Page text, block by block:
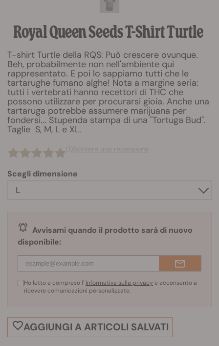
Royal Queen Seeds T-Shirt Turtle
T-shirt Turtle della RQS: Può crescere ovunque.
Beh, probabilmente non nell'ambiente qui
rappresentato. E poi lo sappiamo tutti che le
tartarughe fumano alghe! Nota a margine seria:
tutti i vertebrati hanno recettori di THC che
possono utilizzare per procurarsi gioia. Anche una
tartaruga potrebbe assumere marijuana per
fondersi... Stupenda stampa di una "Tortuga Bud".
Taglie S, M, L e XL.
Scegli dimensione
Avvisami quando il prodotto sarà di nuovo
disponibile:
Ho letto e compreso l' Informativa sulla privacy e acconsento a
ricevere comunicazioni personalizzate.
AGGIUNGI A ARTICOLI SALVATI